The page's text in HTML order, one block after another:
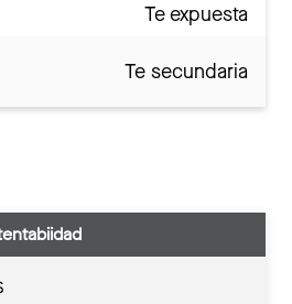
Te expuesta
Te secundaria